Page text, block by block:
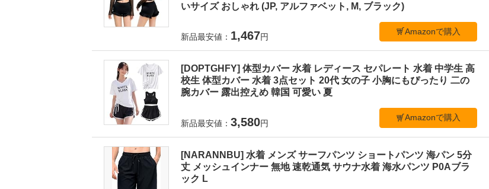
いサイズ おしゃれ (JP, アルファベット, M, ブラック)
新品最安値： 1,467円
Amazonで購入
[DOPTGHFY] 体型カバー 水着 レディース セパレート 水着 中学生 高
校生 体型カバー 水着 3点セット 20代 女の子 小胸にもぴったり 二の
腕カバー 露出控えめ 韓国 可愛い 夏
新品最安値： 3,580円
Amazonで購入
[NARANNBU] 水着 メンズ サーフパンツ ショートパンツ 海パン 5分
丈 メッシュインナー 無地 速乾通気 サウナ水着 海水パンツ P0Aブラ
ック L